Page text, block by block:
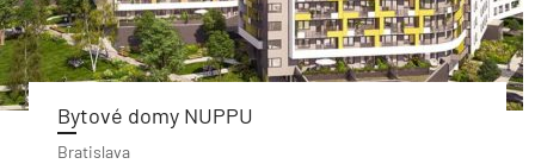
Bytové domy NUPPU
Bratislava